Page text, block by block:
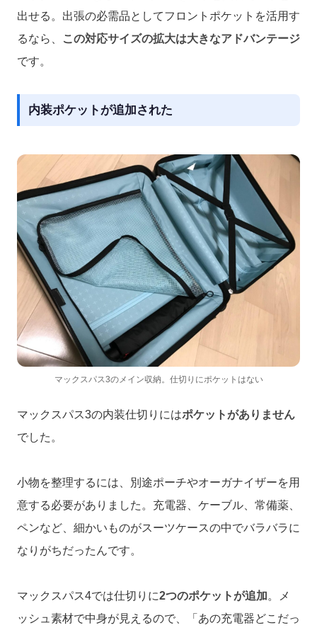
出せる。出張の必需品としてフロントポケットを活用す
るなら、
この対応サイズの拡大は大きなアドバンテージ
です。
内装ポケットが追加された
マックスパス3のメイン収納。仕切りにポケットはない
マックスパス3の内装仕切りにはポケットがありません
でした。
小物を整理するには、別途ポーチやオーガナイザーを用
意する必要がありました。充電器、ケーブル、常備薬、
ペンなど、細かいものがスーツケースの中でバラバラに
なりがちだったんです。
マックスパス4では仕切りに2つのポケットが追加。メ
ッシュ素材で中身が見えるので、「あの充電器どこだっ